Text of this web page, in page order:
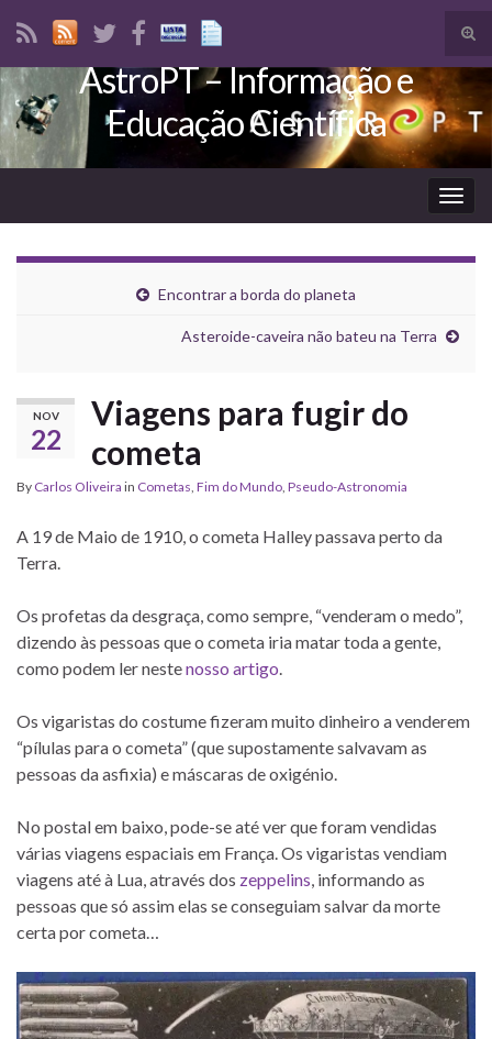
Search for:
AstroPT – Informação e
Educação Científica
Encontrar a borda do planeta
Asteroide-caveira não bateu na Terra
NOV
22
Viagens para fugir do
cometa
By Carlos Oliveira in Cometas, Fim do Mundo, Pseudo-Astronomia
A 19 de Maio de 1910, o cometa Halley passava perto da
Terra.
Os profetas da desgraça, como sempre, “venderam o medo”,
dizendo às pessoas que o cometa iria matar toda a gente,
como podem ler nestenosso artigo.
Os vigaristas do costume fizeram muito dinheiro a venderem
“pílulas para o cometa” (que supostamente salvavam as
pessoas da asfixia) e máscaras de oxigénio.
No postal em baixo, pode-se até ver que foram vendidas
várias viagens espaciais em França. Os vigaristas vendiam
viagens até à Lua, através dos zeppelins, informando as
pessoas que só assim elas se conseguiam salvar da morte
certa por cometa…